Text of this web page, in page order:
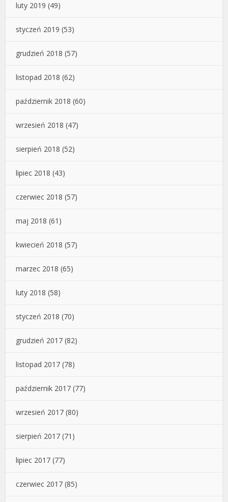
luty 2019 (49)
styczeń 2019 (53)
grudzień 2018 (57)
listopad 2018 (62)
październik 2018 (60)
wrzesień 2018 (47)
sierpień 2018 (52)
lipiec 2018 (43)
czerwiec 2018 (57)
maj 2018 (61)
kwiecień 2018 (57)
marzec 2018 (65)
luty 2018 (58)
styczeń 2018 (70)
grudzień 2017 (82)
listopad 2017 (78)
październik 2017 (77)
wrzesień 2017 (80)
sierpień 2017 (71)
lipiec 2017 (77)
czerwiec 2017 (85)